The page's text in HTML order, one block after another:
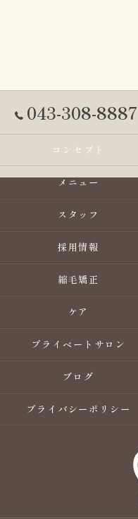
043-308-8887
コンセプト
メニュー
スタッフ
採用情報
縮毛矯正
ケア
プライベートサロン
ブログ
プライバシーポリシー